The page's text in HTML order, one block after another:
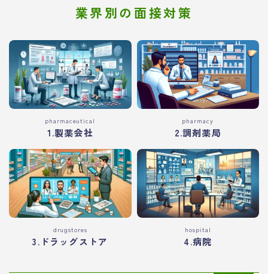
業界別の面接対策
pharmaceutical
1.製薬会社
pharmacy
2.調剤薬局
drugstores
3.ドラッグストア
hospital
4.病院